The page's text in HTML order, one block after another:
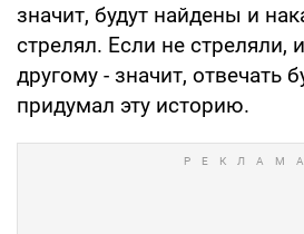
значит, будут найдены и
стрелял. Если не стреляли,
другому - значит, отвечать
придумал эту историю.